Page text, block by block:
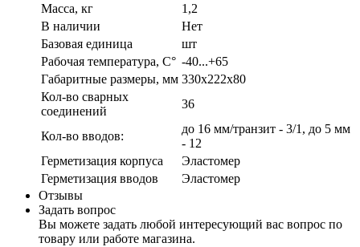
Масса, кг
1,2
В наличии
Нет
Базовая единица
шт
Рабочая температура, С° -40...+65
Габаритные размеры, мм 330х222х80
Кол-во сварных
соединений
36
Кол-во вводов:
до 16 мм/транзит - 3/1, до 5 мм
- 12
Герметизация корпуса
Эластомер
Герметизация вводов
Эластомер
Отзывы
Задать вопрос
Вы можете задать любой интересующий вас вопрос по
товару или работе магазина.